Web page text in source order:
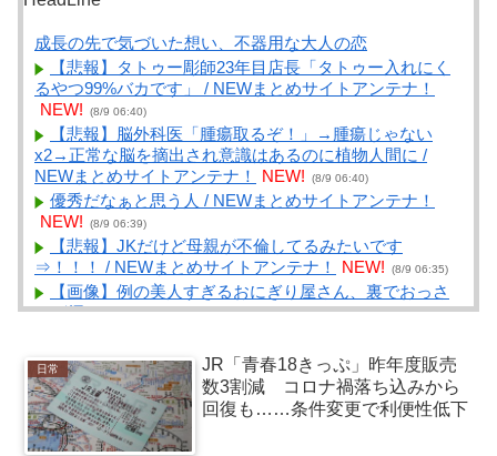
成長の先で気づいた想い、不器用な大人の恋
【悲報】タトゥー彫師23年目店長「タトゥー入れにく
るやつ99%バカです」 / NEWまとめサイトアンテナ！
NEW!
(8/9 06:40)
【悲報】脳外科医「腫瘍取るぞ！」→腫瘍じゃない
x2→正常な脳を摘出され意識はあるのに植物人間に /
NEWまとめサイトアンテナ！
NEW! (8/9 06:40)
優秀だなぁと思う人 / NEWまとめサイトアンテナ！
NEW!
(8/9 06:39)
【悲報】JKだけど母親が不倫してるみたいです
⇒！！！ / NEWまとめサイトアンテナ！
NEW! (8/9 06:35)
【画像】例の美人すぎるおにぎり屋さん、裏でおっさ
んが握っていたｗｗｗｗｗｗｗｗｗｗｗｗｗｗｗｗｗ /
シカ「全部喰った」 祭り中止 / VIP・ネタ・オールジャ
ンル – New World Antenna NEW! (8/9 06:27)
権利権利ばっかりで法律違反ですよパワハラパワハラ
で仕事できねぇ新入社員にメンタルやられてる / まとめ
るZ NEW! (8/9 06:03)
日常
JR「青春18きっぷ」昨年度販売
数3割減 コロナ禍落ち込みから
回復も……条件変更で利便性低下